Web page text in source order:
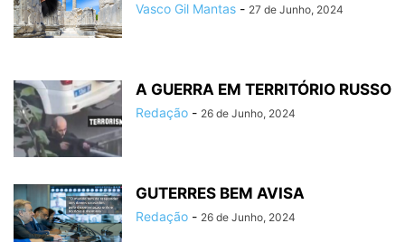
Vasco Gil Mantas - 27 de Junho, 2024
A GUERRA EM TERRITÓRIO RUSSO
Redação - 26 de Junho, 2024
GUTERRES BEM AVISA
Redação - 26 de Junho, 2024